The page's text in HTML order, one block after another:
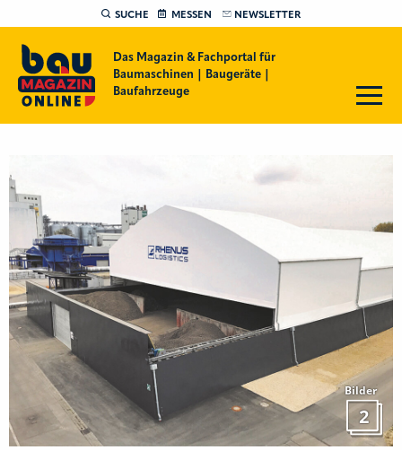
SUCHE MESSEN NEWSLETTER
Das Magazin & Fachportal für
Baumaschinen | Baugeräte |
Baufahrzeuge
Bilder
2